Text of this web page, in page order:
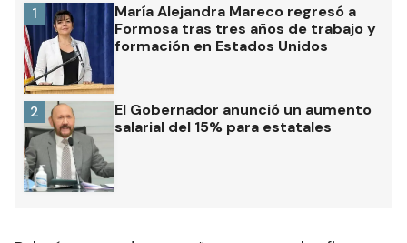
María Alejandra Mareco regresó a
Formosa tras tres años de trabajo y
formación en Estados Unidos
1
El Gobernador anunció un aumento
salarial del 15% para estatales
2